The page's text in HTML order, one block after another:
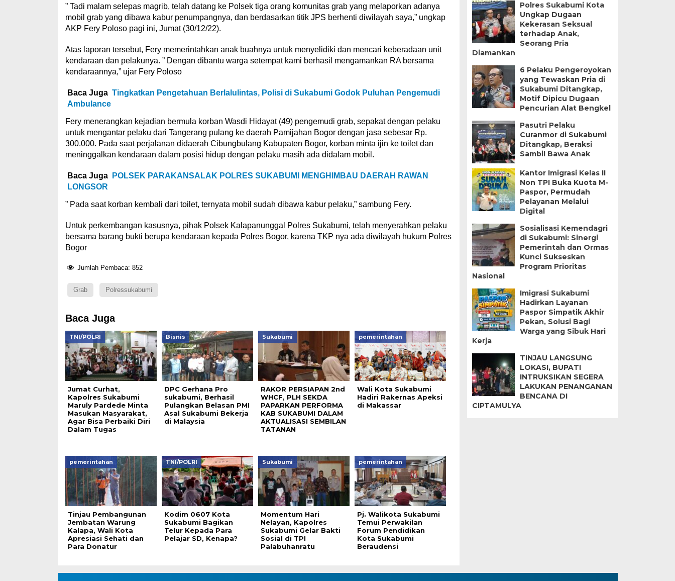
” Tadi malam selepas magrib, telah datang ke Polsek tiga orang komunitas grab yang melaporkan adanya
mobil grab yang dibawa kabur penumpangnya, dan berdasarkan titik JPS berhenti diwilayah saya,” ungkap
AKP Fery Poloso pagi ini, Jumat (30/12/22).
Atas laporan tersebut, Fery memerintahkan anak buahnya untuk menyelidiki dan mencari keberadaan unit
kendaraan dan pelakunya. ” Dengan dibantu warga setempat kami berhasil mengamankan RA bersama
kendaraannya,” ujar Fery Poloso
Baca Juga Tingkatkan Pengetahuan Berlalulintas, Polisi di Sukabumi Godok Puluhan Pengemudi
Ambulance
Fery menerangkan kejadian bermula korban Wasdi Hidayat (49) pengemudi grab, sepakat dengan pelaku
untuk mengantar pelaku dari Tangerang pulang ke daerah Pamijahan Bogor dengan jasa sebesar Rp.
300.000. Pada saat perjalanan didaerah Cibungbulang Kabupaten Bogor, korban minta ijin ke toilet dan
meninggalkan kendaraan dalam posisi hidup dengan pelaku masih ada didalam mobil.
Baca Juga
POLSEK PARAKANSALAK POLRES SUKABUMI MENGHIMBAU DAERAH RAWAN
LONGSOR
” Pada saat korban kembali dari toilet, ternyata mobil sudah dibawa kabur pelaku,” sambung Fery.
Untuk perkembangan kasusnya, pihak Polsek Kalapanunggal Polres Sukabumi, telah menyerahkan pelaku
bersama barang bukti berupa kendaraan kepada Polres Bogor, karena TKP nya ada diwilayah hukum Polres
Bogor
Jumlah Pembaca: 852
Grab Polressukabumi
Baca Juga
TNI/POLRI
Jumat Curhat,
Kapolres Sukabumi
Maruly Pardede Minta
Masukan Masyarakat,
Agar Bisa Perbaiki Diri
Dalam Tugas
Bisnis
DPC Gerhana Pro
sukabumi, Berhasil
Pulangkan Belasan PMI
Asal Sukabumi Bekerja
di Malaysia
Sukabumi
RAKOR PERSIAPAN 2nd
WHCF, PLH SEKDA
PAPARKAN PERFORMA
KAB SUKABUMI DALAM
AKTUALISASI SEMBILAN
TATANAN
pemerintahan
Wali Kota Sukabumi
Hadiri Rakernas Apeksi
di Makassar
pemerintahan
Tinjau Pembangunan
Jembatan Warung
Kalapa, Wali Kota
Apresiasi Sehati dan
Para Donatur
TNI/POLRI
Kodim 0607 Kota
Sukabumi Bagikan
Telur Kepada Para
Pelajar SD, Kenapa?
Sukabumi
Momentum Hari
Nelayan, Kapolres
Sukabumi Gelar Bakti
Sosial di TPI
Palabuhanratu
pemerintahan
Pj. Walikota Sukabumi
Temui Perwakilan
Forum Pendidikan
Kota Sukabumi
Beraudensi
Polres Sukabumi Kota
Ungkap Dugaan
Kekerasan Seksual
terhadap Anak,
Seorang Pria
Diamankan
6 Pelaku Pengeroyokan
yang Tewaskan Pria di
Sukabumi Ditangkap,
Motif Dipicu Dugaan
Pencurian Alat Bengkel
Pasutri Pelaku
Curanmor di Sukabumi
Ditangkap, Beraksi
Sambil Bawa Anak
Kantor Imigrasi Kelas II
Non TPI Buka Kuota M-
Paspor, Permudah
Pelayanan Melalui
Digital
Sosialisasi Kemendagri
di Sukabumi: Sinergi
Pemerintah dan Ormas
Kunci Sukseskan
Program Prioritas
Nasional
Imigrasi Sukabumi
Hadirkan Layanan
Paspor Simpatik Akhir
Pekan, Solusi Bagi
Warga yang Sibuk Hari
Kerja
TINJAU LANGSUNG
LOKASI, BUPATI
INTRUKSIKAN SEGERA
LAKUKAN PENANGANAN
BENCANA DI
CIPTAMULYA